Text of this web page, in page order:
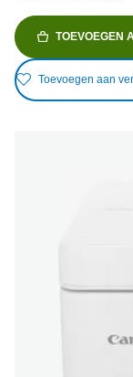
TOEVOEGEN
Toevoegen aan